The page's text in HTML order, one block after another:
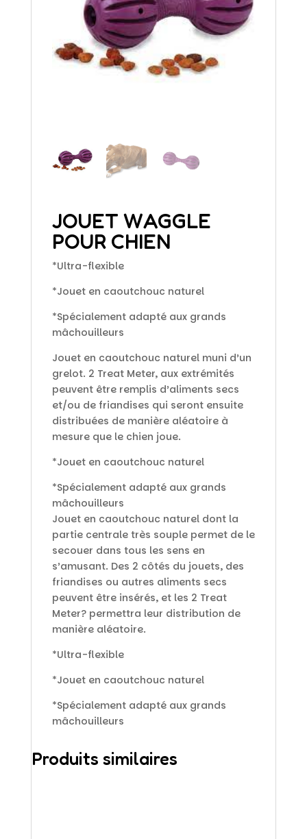
JOUET WAGGLE
POUR CHIEN
*Ultra-flexible
*Jouet en caoutchouc naturel
*Spécialement adapté aux grands
mâchouilleurs
Jouet en caoutchouc naturel muni d’un
grelot. 2 Treat Meter, aux extrémités
peuvent être remplis d’aliments secs
et/ou de friandises qui seront ensuite
distribuées de manière aléatoire à
mesure que le chien joue.
*Jouet en caoutchouc naturel
*Spécialement adapté aux grands
mâchouilleurs
Jouet en caoutchouc naturel dont la
partie centrale très souple permet de le
secouer dans tous les sens en
s’amusant. Des 2 côtés du jouets, des
friandises ou autres aliments secs
peuvent être insérés, et les 2 Treat
Meter? permettra leur distribution de
manière aléatoire.
*Ultra-flexible
*Jouet en caoutchouc naturel
*Spécialement adapté aux grands
mâchouilleurs
Produits similaires